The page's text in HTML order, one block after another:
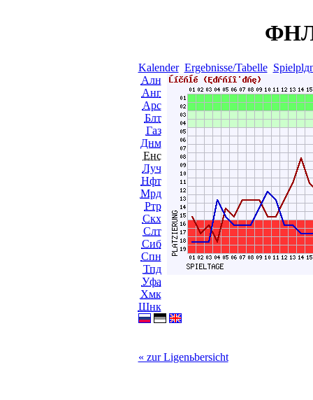
ФНЛ
Kalender Ergebnisse/Tabelle
Алн
Анг
Арс
Блт
Газ
Днм
Енс
Луч
Нфт
Мрд
Ртр
Скх
Слт
Сиб
Спн
Тпд
Уфа
Хмк
Шнк
« zur Ligenьbersicht